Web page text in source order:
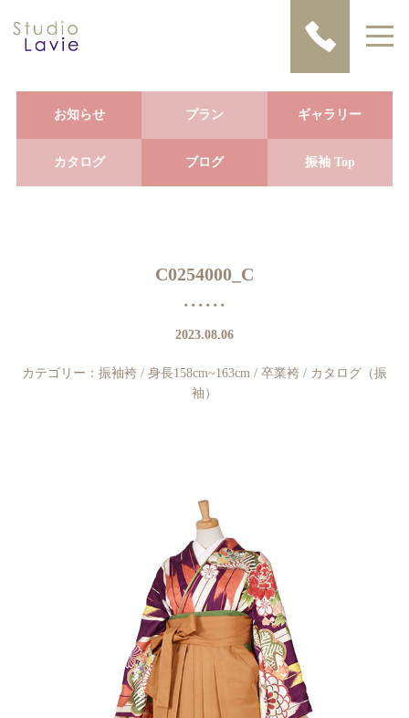
お知らせ プラン ギャラリー
カタログ ブログ 振袖 Top
C0254000_C
2023.08.06
カテゴリー： 振袖袴 / 身長158cm~163cm / 卒業袴 / カタログ（振
袖）